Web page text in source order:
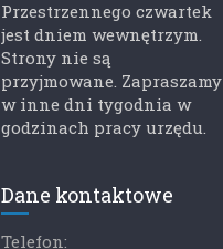
Przestrzennego czwartek
jest dniem wewnętrzym.
Strony nie są
przyjmowane. Zapraszamy
w inne dni tygodnia w
godzinach pracy urzędu.
Dane kontaktowe
Telefon: